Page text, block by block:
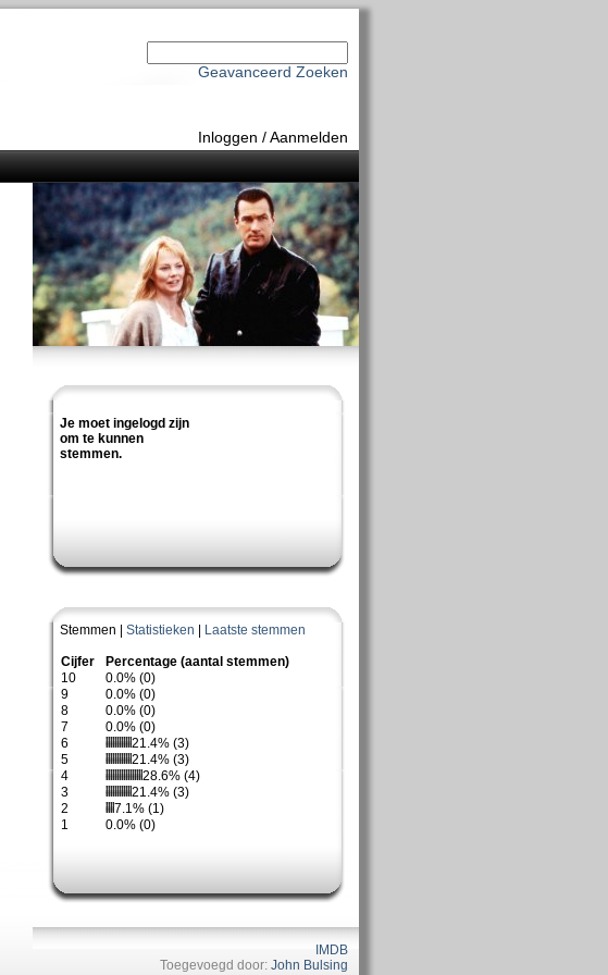
Geavanceerd Zoeken
Inloggen /Aanmelden
Je moet ingelogd zijn
om te kunnen
stemmen.
Stemmen | Statistieken Laatste stemmen
Cijfer
Percentage (aantal stemmen)
10
0.0% (0)
9
0.0% (0)
8
0.0% (0)
7
0.0% (0)
6
21.4% (3)
5
21.4% (3)
4
28.6% (4)
3
21.4% (3)
2
7.1% (1)
1
0.0% (0)
IMDB
Toegevoegd door: John Bulsing